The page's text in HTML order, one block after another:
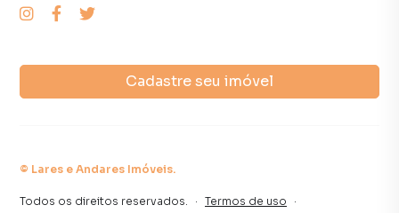
Cadastre seu imóvel
© Lares e Andares Imóveis.
Todos os direitos reservados. · Termos de uso ·